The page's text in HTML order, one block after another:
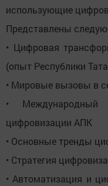
использующие
Представлены
• Цифровая
(опыт Республики
• Мировые вызовы в
•
цифровизации АПК
• Основные тренды
• Стратегия
• Автоматизация и